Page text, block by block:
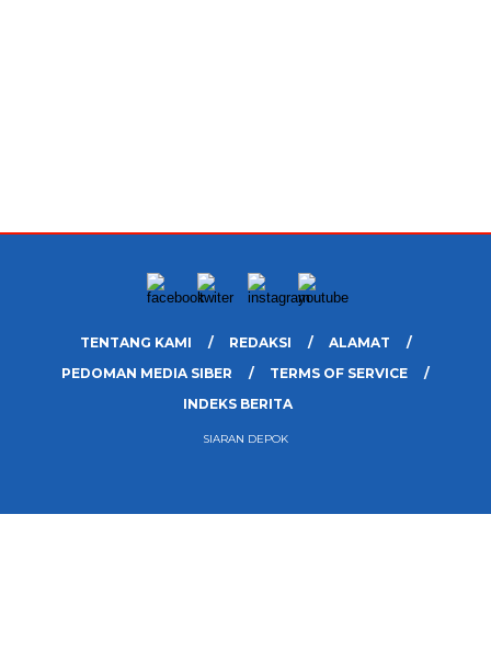
TENTANG KAMI REDAKSI
ALAMAT
PEDOMAN MEDIA SIBER
TERMS OF SERVICE
INDEKS BERITA
SIARAN DEPOK